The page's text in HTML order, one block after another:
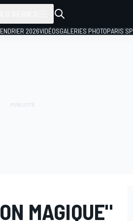
2026VIDÉOSGALERIES PHOTOPARIS
MAGIQUE"